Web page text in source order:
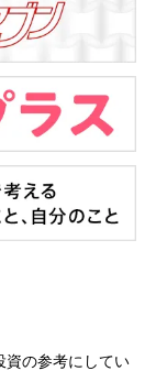
資の参考にしてい